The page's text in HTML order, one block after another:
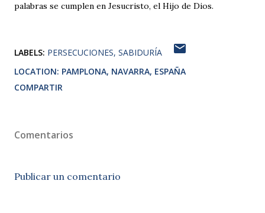
palabras se cumplen en Jesucristo, el Hijo de Dios.
LABELS: PERSECUCIONES SABIDURÍA
LOCATION: PAMPLONA, NAVARRA, ESPAÑA
COMPARTIR
Comentarios
Publicar un comentario